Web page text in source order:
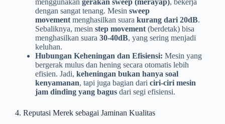
dengan sangat tenang. Mesin sweep
movement menghasilkan suara kurang dari 20dB.
Sebaliknya, mesin step movement (berdetak) bisa
menghasilkan suara 30-40dB, yang sering menjadi
keluhan.
Hubungan Keheningan dan Efisiensi: Mesin yang
bergerak mulus dan hening secara otomatis lebih
efisien. Jadi, keheningan bukan hanya soal
kenyamanan, tapi juga bagian dari ciri-ciri mesin
jam dinding yang bagus dari segi efisiensi.
4. Reputasi Merek sebagai Jaminan Kualitas